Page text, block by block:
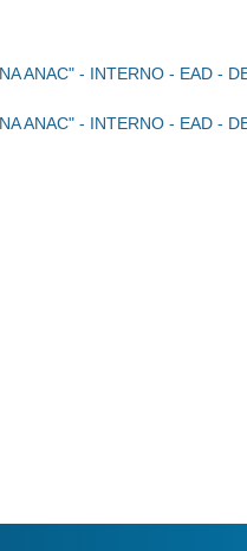
ANAC" - INTERNO - EAD -
ANAC" - INTERNO - EAD -